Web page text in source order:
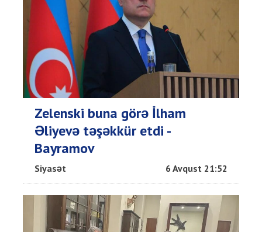
Zelenski buna görə İlham
Əliyevə təşəkkür etdi -
Bayramov
Siyasət 6 Avqust 21:52